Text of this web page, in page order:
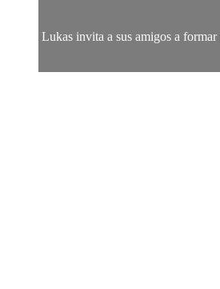
Lukas invita a sus amigos a